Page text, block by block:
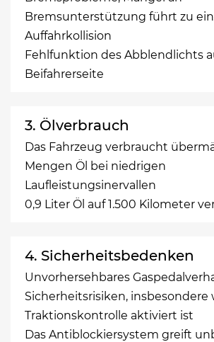
Bremsunterstützung führt zu
Auffahrkollision
Fehlfunktion des Abblendlichts
Beifahrerseite
3. Ölverbrauch
Das Fahrzeug verbraucht
Mengen Öl bei niedrigen
Laufleistungsinervallen
0,9 Liter Öl auf 1.500 Kilometer
4. Sicherheitsbedenken
Unvorhersehbares
Sicherheitsrisiken, insbesondere
Traktionskontrolle aktiviert ist
Das Antiblockiersystem greift